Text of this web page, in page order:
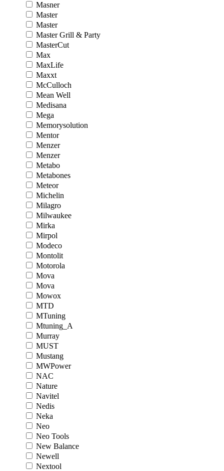
Masner
Master
Master
Master Grill & Party
MasterCut
Max
MaxLife
Maxxt
McCulloch
Mean Well
Medisana
Mega
Memorysolution
Mentor
Menzer
Menzer
Metabo
Metabones
Meteor
Michelin
Milagro
Milwaukee
Mirka
Mirpol
Modeco
Montolit
Motorola
Mova
Mova
Mowox
MTD
MTuning
Mtuning_A
Murray
MUST
Mustang
MWPower
NAC
Nature
Navitel
Nedis
Neka
Neo
Neo Tools
New Balance
Newell
Nextool